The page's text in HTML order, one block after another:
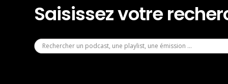
Saisissez votre